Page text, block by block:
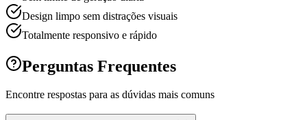
Design limpo sem distrações visuais
Totalmente responsivo e rápido
Perguntas Frequentes
Encontre respostas para as dúvidas mais comuns